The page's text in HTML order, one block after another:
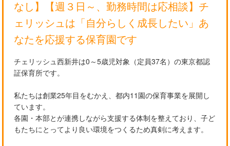
なし】【週３日～、勤務時間は応相談】チ
ェリッシュは「自分らしく成長したい」あ
なたを応援する保育園です
チェリッシュ西新井は0～5歳児対象（定員37名）の東京都認
証保育所です。
私たちは創業25年目をむかえ、都内11園の保育事業を展開し
ています。
各園・本部とが連携しながら支援する体制を整えており、子ど
もたちにとってより良い環境をつくるため真剣に考えます。